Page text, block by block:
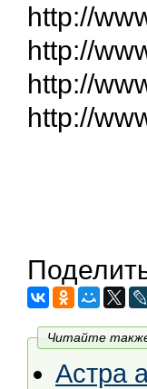
http://
http://
http://
http://
Читайте
Астра